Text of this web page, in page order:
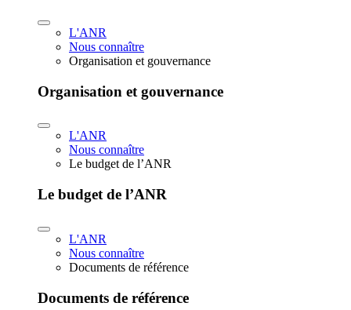
L'ANR
Nous connaître
Organisation et gouvernance
Organisation et gouvernance
L'ANR
Nous connaître
Le budget de l’ANR
Le budget de l’ANR
L'ANR
Nous connaître
Documents de référence
Documents de référence